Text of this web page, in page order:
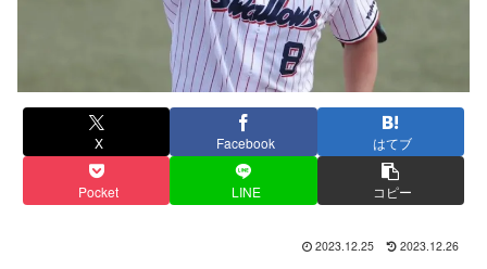
X Facebook はてブ
Pocket LINE コピー
2023.12.25 2023.12.26